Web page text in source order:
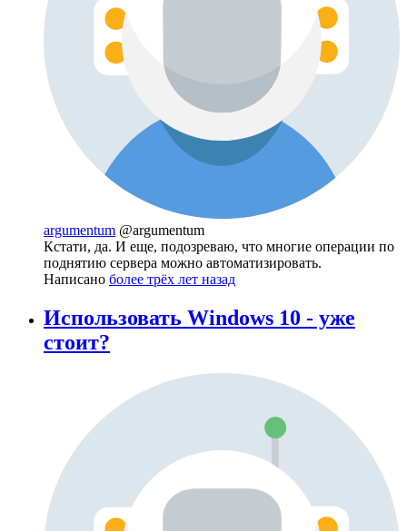
argumentum @argumentum
Кстати, да. И еще, подозреваю, что многие операции по
поднятию сервера можно автоматизировать.
Написано более трёх лет назад
Использовать Windows 10 - уже
стоит?